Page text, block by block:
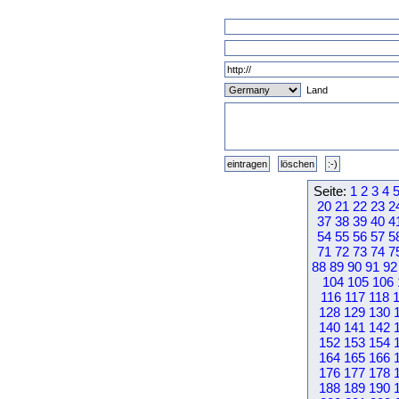
Land
Seite: 1 2 3 4 5
20 21 22 23
37 38 39 40
54 55 56 57
71 72 73 74
88 89 90 91 92
104 105 106
116 117 118
128 129 130
140 141 142
152 153 154
164 165 166
176 177 178
188 189 190